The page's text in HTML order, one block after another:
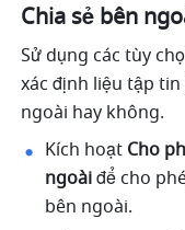
Chia sẻ bên
Sử dụng các tùy
xác định liệu tập
ngoài hay không.
Kích hoạt Cho
ngoài để cho
bên ngoài.